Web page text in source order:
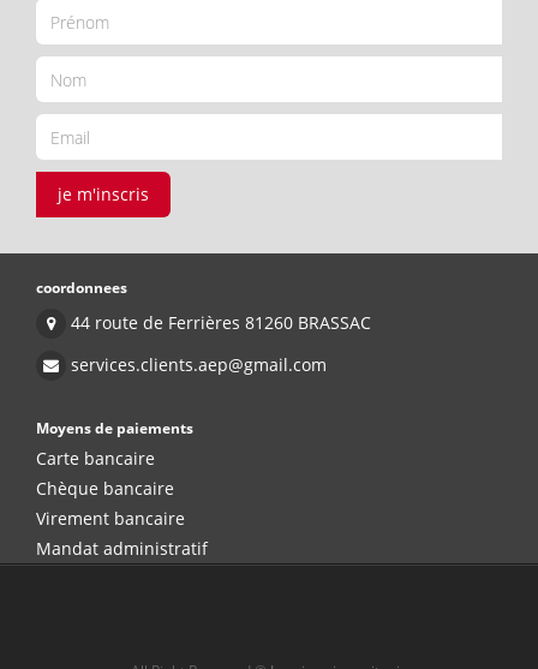
je m'inscris
coordonnees
44 route de Ferrières 81260 BRASSAC
services.clients.aep@gmail.com
Moyens de paiements
Carte bancaire
Chèque bancaire
Virement bancaire
Mandat administratif